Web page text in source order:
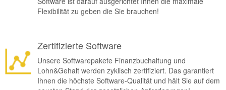
Flexibilität zu geben die Sie brauchen!
Zertifizierte Software
Unsere Softwarepakete Finanzbuchaltung und
Lohn&Gehalt werden zyklisch zertifiziert. Das garantiert
Ihnen die höchste Software-Qualität und hält Sie auf dem